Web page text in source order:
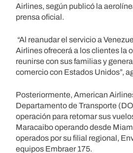
Airlines, según publicó la
prensa oficial.
“Al reanudar el servicio a
Airlines ofrecerá a los clientes la
reunirse con sus familias y
comercio con Estados Unidos”,
Posteriormente, American
Departamento de Transporte
operación para retomar sus
Maracaibo operando desde
operados por su filial regional,
equipos Embraer 175.